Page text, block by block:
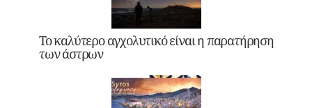
Το καλύτερο αγχολυτικό είναι η παρατήρηση
των άστρων